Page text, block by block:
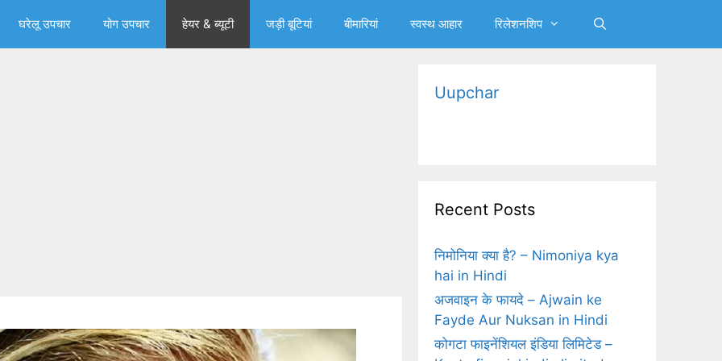
घरेलू उपचार योग उपचार हेयर & ब्‍यूटी जड़ी बूटियां बीमारियां स्‍वस्‍थ आहार रिलेशनशिप
Uupchar
Recent Posts
निमोनिया क्‍या है? – Nimoniya kya
hai in Hindi
अजवाइन के फायदे – Ajwain ke
Fayde Aur Nuksan in Hindi
कोगटा फाइनेंशियल इंडिया लिमिटेड –